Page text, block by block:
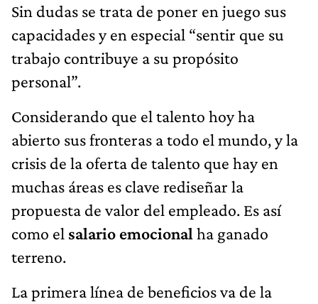
Sin dudas se trata de poner en juego sus
capacidades y en especial “sentir que su
trabajo contribuye a su propósito
personal”.
Considerando que el talento hoy ha
abierto sus fronteras a todo el mundo, y la
crisis de la oferta de talento que hay en
muchas áreas es clave rediseñar la
propuesta de valor del empleado. Es así
como el salario emocional ha ganado
terreno.
La primera línea de beneficios va de la